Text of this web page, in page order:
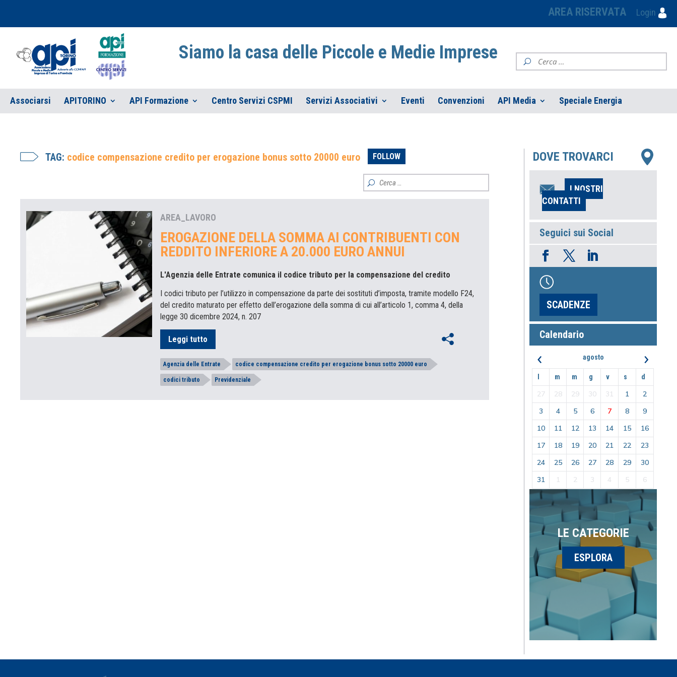
AREA RISERVATA Login
Siamo la casa delle Piccole e Medie Imprese
Associarsi APITORINO API Formazione Centro Servizi CSPMI Servizi Associativi Eventi Convenzioni API Media Speciale Energia
TAG: codice compensazione credito per erogazione bonus sotto 20000 euro FOLLOW
AREA_LAVORO
EROGAZIONE DELLA SOMMA AI CONTRIBUENTI CON
REDDITO INFERIORE A 20.000 EURO ANNUI
L'Agenzia delle Entrate comunica il codice tributo per la compensazione del credito
I codici tributo per l’utilizzo in compensazione da parte dei sostituti d’imposta, tramite modello F24,
del credito maturato per effetto dell’erogazione della somma di cui all’articolo 1, comma 4, della
legge 30 dicembre 2024, n. 207
Leggi tutto
Agenzia delle Entrate codice compensazione credito per erogazione bonus sotto 20000 euro
codici tributo Previdenziale
DOVE TROVARCI
I NOSTRI
CONTATTI
Seguici sui Social
SCADENZE
Calendario
‹ agosto ›
m m g v s d
27 28 29 30 31 1
2
3
4 5 6 7 8
9
10
11 12 13 14 15
16
17
18 19 20 21 22
23
24
25 26 27 28 29
30
31
1 2 3 4 5 6
LE CATEGORIE
ESPLORA